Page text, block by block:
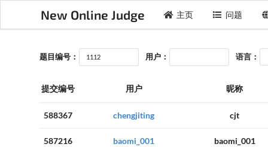
New Online Judge 主页 问题
题目编号： 用户： 语言：
提交编号 用户 昵称
588367 chengjiting cjt
587216 baomi_001 baomi_001